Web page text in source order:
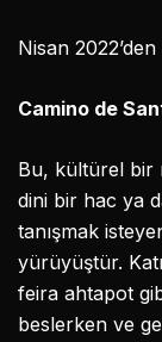
Nisan
Camino de
Bu, kültürel bir
dini bir hac ya
tanışmak
yürüyüştür.
feira ahtapot
beslerken ve